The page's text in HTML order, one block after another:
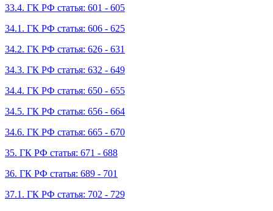
33.4. ГК РФ статья: 601 - 605
34.1. ГК РФ статья: 606 - 625
34.2. ГК РФ статья: 626 - 631
34.3. ГК РФ статья: 632 - 649
34.4. ГК РФ статья: 650 - 655
34.5. ГК РФ статья: 656 - 664
34.6. ГК РФ статья: 665 - 670
35. ГК РФ статья: 671 - 688
36. ГК РФ статья: 689 - 701
37.1. ГК РФ статья: 702 - 729